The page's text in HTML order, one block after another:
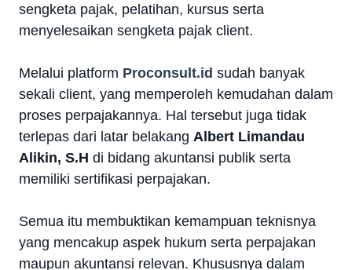
sengketa pajak, pelatihan, kursus serta
menyelesaikan sengketa pajak client.
Melalui platform Proconsult.id sudah banyak
sekali client, yang memperoleh kemudahan dalam
proses perpajakannya. Hal tersebut juga tidak
terlepas dari latar belakang Albert Limandau
Alikin, S.H di bidang akuntansi publik serta
memiliki sertifikasi perpajakan.
Semua itu membuktikan kemampuan teknisnya
yang mencakup aspek hukum serta perpajakan
maupun akuntansi relevan. Khususnya dalam